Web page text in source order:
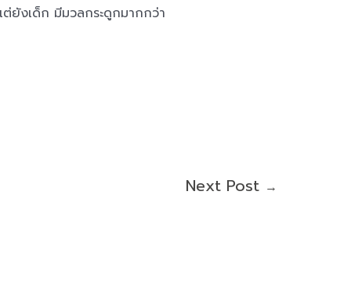
ต่ยังเด็ก มีมวลกระดูกมากกว่า
Next Post →